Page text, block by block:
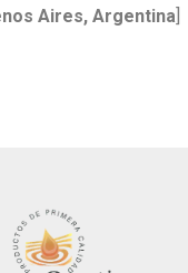
Aires, Argentina